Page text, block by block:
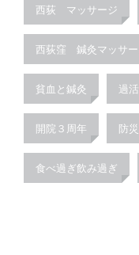
西荻 マッサージ
西荻窪 鍼灸マッサ
貧血と鍼灸 過
開院３周年 防
食べ過ぎ飲み過ぎ